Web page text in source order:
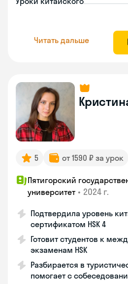
Читать дальше
5 от 1590 ₽ за урок
Пятигорский
университет • 2024 г.
Подтвердила уровень
сертификатом HSK 4
Готовит студентов к
экзаменам HSK
Разбирается в
помогает с